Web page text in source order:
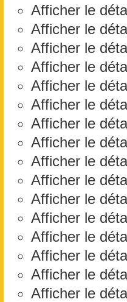
Afficher le
Afficher le
Afficher le
Afficher le
Afficher le
Afficher le
Afficher le
Afficher le
Afficher le
Afficher le
Afficher le
Afficher le
Afficher le
Afficher le
Afficher le
Afficher le